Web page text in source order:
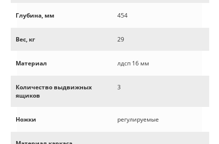
Глубина, мм 454
Вес, кг 29
Материал лдсп 16 мм
Количество выдвижных
ящиков
3
Ножки регулируемые